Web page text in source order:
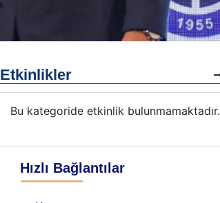
Etkinlikler
Bu kategoride etkinlik bulunmamaktadır.
Hızlı Bağlantılar